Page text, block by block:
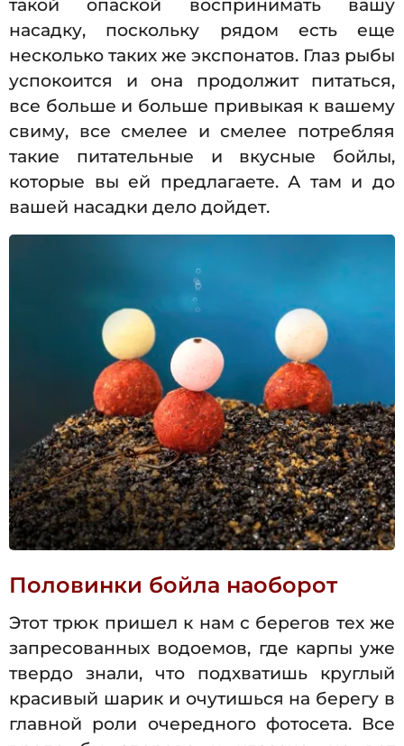
такой опаской воспринимать вашу
насадку, поскольку рядом есть еще
несколько таких же экспонатов. Глаз рыбы
успокоится и она продолжит питаться,
все больше и больше привыкая к вашему
свиму, все смелее и смелее потребляя
такие питательные и вкусные бойлы,
которые вы ей предлагаете. А там и до
вашей насадки дело дойдет.
Половинки бойла наоборот
Этот трюк пришел к нам с берегов тех же
запресованных водоемов, где карпы уже
твердо знали, что подхватишь круглый
красивый шарик и очутишься на берегу в
главной роли очередного фотосета. Все